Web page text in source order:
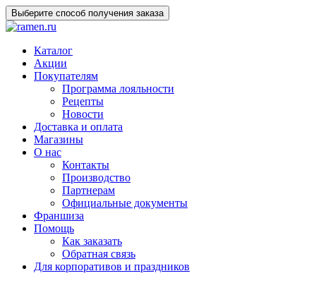
Выберите способ получения заказа
Каталог
Акции
Покупателям
Программа лояльности
Рецепты
Новости
Доставка и оплата
Магазины
О нас
Контакты
Производство
Партнерам
Официальные документы
Франшиза
Помощь
Как заказать
Обратная связь
Для корпоративов и праздников